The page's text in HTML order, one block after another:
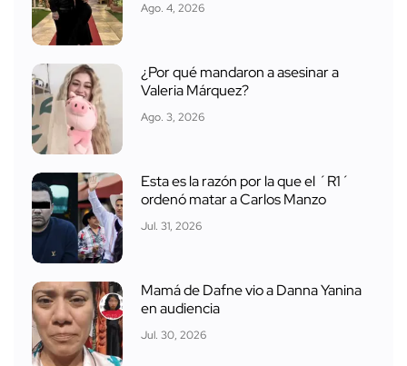
Ago. 4, 2026
¿Por qué mandaron a asesinar a
Valeria Márquez?
Ago. 3, 2026
Esta es la razón por la que el ´R1´
ordenó matar a Carlos Manzo
Jul. 31, 2026
Mamá de Dafne vio a Danna Yanina
en audiencia
Jul. 30, 2026